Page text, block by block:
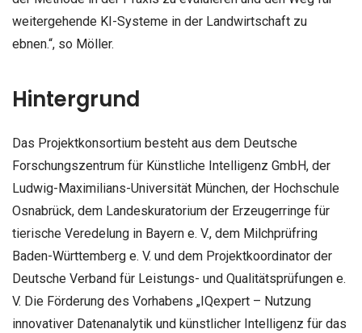
weitergehende KI-Systeme in der Landwirtschaft zu
ebnen.“, so Möller.
Hintergrund
Das Projektkonsortium besteht aus dem Deutsche
Forschungszentrum für Künstliche Intelligenz GmbH, der
Ludwig-Maximilians-Universität München, der Hochschule
Osnabrück, dem Landeskuratorium der Erzeugerringe für
tierische Veredelung in Bayern e. V., dem Milchprüfring
Baden-Württemberg e. V. und dem Projektkoordinator der
Deutsche Verband für Leistungs- und Qualitätsprüfungen e.
V. Die Förderung des Vorhabens „IQexpert – Nutzung
innovativer Datenanalytik und künstlicher Intelligenz für das